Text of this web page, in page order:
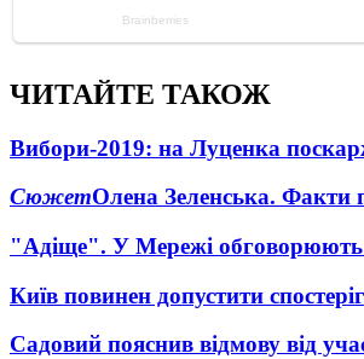
ЧИТАЙТЕ ТАКОЖ
Вибори-2019: на Луценка
СюжетОлена Зеленська. Факти
"Адіще". У Мережі
Київ повинен допустити
Садовий пояснив відмову від